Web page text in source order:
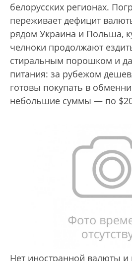
белорусских регионах.
переживает дефицит
рядом Украина и Польша,
челноки продолжают
стиральным порошком и
питания: за рубежом
готовы покупать в
небольшие суммы — по
Нет иностранной валюты и